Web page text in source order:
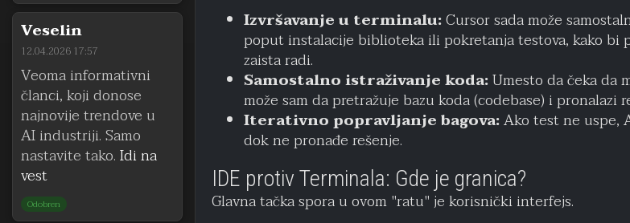
Veselin
12.04.2026 17:57
Veoma informativni
članci, koji donose
najnovije trendove u
AI industriji. Samo
nastavite tako.Idi na
vest
Odobren
Izvršavanje u terminalu:Cursor sada može
poput instalacije biblioteka ili pokretanja testova, kako bi
zaista radi.
Samostalno istraživanje koda:Umesto da čeka da
može sam da pretražuje bazu koda (codebase) i pronalazi
Iterativno popravljanje bagova:Ako test ne uspe,
dok ne pronađe rešenje.
IDE protiv Terminala: Gde je granica?
Glavna tačka spora u ovom "ratu" je korisnički interfejs.